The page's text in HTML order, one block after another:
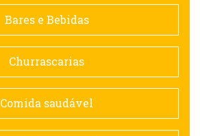
Contemporânea
Doceria
Espanhola
Francesa
Bares e Bebidas
Churrascarias
Comida saudável